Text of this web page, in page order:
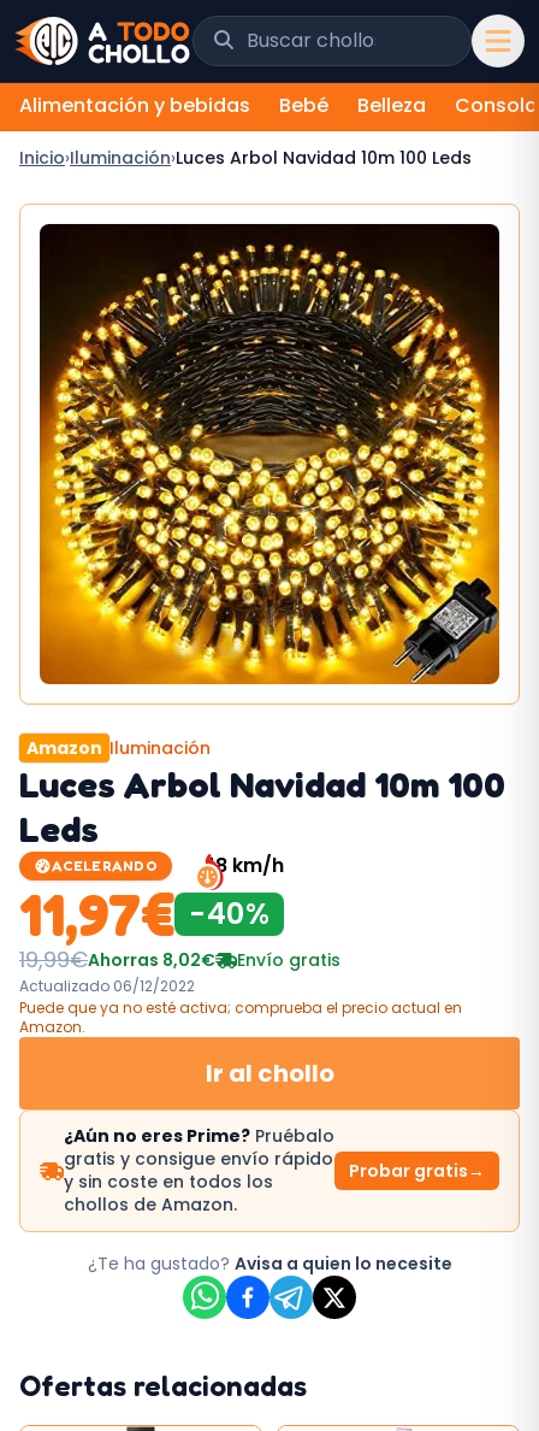
Saltar al contenido
Buscar chollos y tiendas
Alimentación y bebidas Bebé Belleza
Inicio›Iluminación›Luces Arbol Navidad 10m 100 Leds
Amazon Iluminación
Luces Arbol Navidad 10m 100
Leds
ACELERANDO 48 km/h
11,97€ -40%
19,99€Ahorras 8,02€ Envío gratis
Actualizado 06/12/2022
Puede que ya no esté activa; comprueba el precio actual en
Amazon.
Ir al chollo
¿Aún no eres Prime? Pruébalo
gratis y consigue envío rápido
y sin coste en todos los
chollos de Amazon.
Probar gratis→
¿Te ha gustado? Avisa a quien lo necesite
Ofertas relacionadas